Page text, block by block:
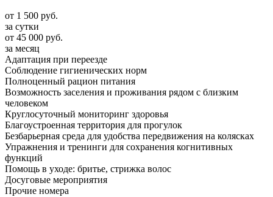
от 1 500 руб.
за сутки
от 45 000 руб.
за месяц
Адаптация при переезде
Соблюдение гигиенических норм
Полноценный рацион питания
Возможность заселения и проживания рядом с близким
человеком
Круглосуточный мониторинг здоровья
Благоустроенная территория для прогулок
Безбарьерная среда для удобства передвижения на колясках
Упражнения и тренинги для сохранения когнитивных
функций
Помощь в уходе: бритье, стрижка волос
Досуговые мероприятия
Прочие номера